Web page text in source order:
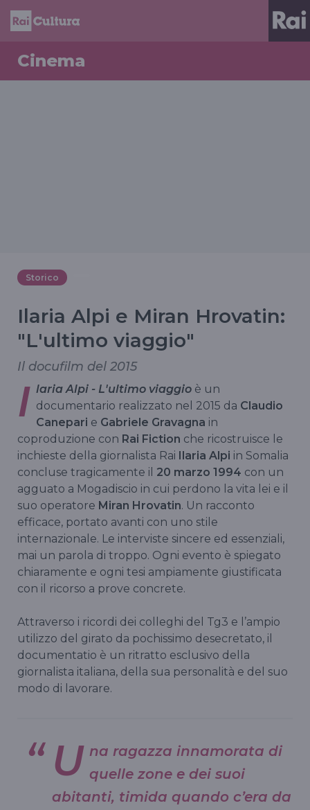
Cinema
Storico
Ilaria Alpi e Miran Hrovatin:
"L'ultimo viaggio"
Il docufilm del 2015
I laria Alpi - L'ultimo viaggio è un
documentario realizzato nel 2015 da Claudio
Canepari e Gabriele Gravagna in
coproduzione con Rai Fiction che ricostruisce le
inchieste della giornalista Rai Ilaria Alpi in Somalia
concluse tragicamente il 20 marzo 1994 con un
agguato a Mogadiscio in cui perdono la vita lei e il
suo operatore Miran Hrovatin. Un racconto
efficace, portato avanti con uno stile
internazionale. Le interviste sincere ed essenziali,
mai un parola di troppo. Ogni evento è spiegato
chiaramente e ogni tesi ampiamente giustificata
con il ricorso a prove concrete.
Attraverso i ricordi dei colleghi del Tg3 e l’ampio
utilizzo del girato da pochissimo desecretato, il
documentatio è un ritratto esclusivo della
giornalista italiana, della sua personalità e del suo
modo di lavorare.
U na ragazza innamorata di
quelle zone e dei suoi
abitanti, timida quando c’era da